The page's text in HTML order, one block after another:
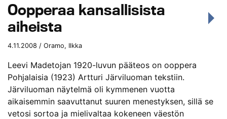
Oopperaa kansallisista
aiheista
4.11.2008 / Oramo, Ilkka
Leevi Madetojan 1920-luvun pääteos on ooppera
Pohjalaisia (1923) Artturi Järviluoman tekstiin.
Järviluoman näytelmä oli kymmenen vuotta
aikaisemmin saavuttanut suuren menestyksen, sillä se
vetosi sortoa ja mielivaltaa kokeneen väestön